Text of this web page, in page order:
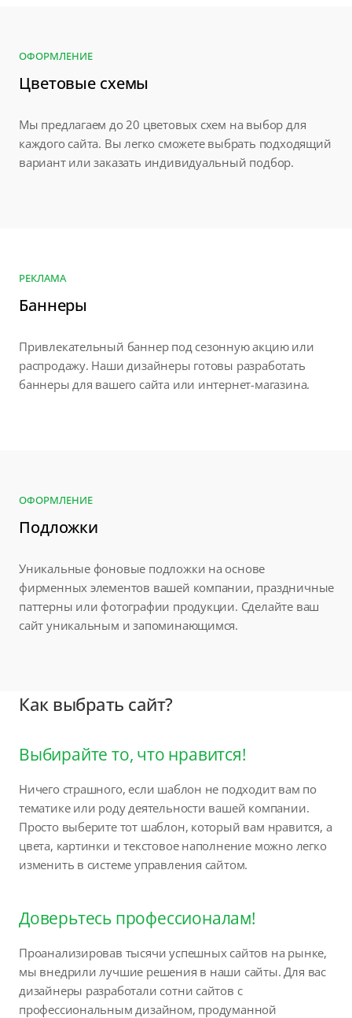
ОФОРМЛЕНИЕ
Цветовые схемы
Мы предлагаем до 20 цветовых схем на выбор для
каждого сайта. Вы легко сможете выбрать подходящий
вариант или заказать индивидуальный подбор.
РЕКЛАМА
Баннеры
Привлекательный баннер под сезонную акцию или
распродажу. Наши дизайнеры готовы разработать
баннеры для вашего сайта или интернет-магазина.
ОФОРМЛЕНИЕ
Подложки
Уникальные фоновые подложки на основе
фирменных элементов вашей компании, праздничные
паттерны или фотографии продукции. Сделайте ваш
сайт уникальным и запоминающимся.
Как выбрать сайт?
Выбирайте то, что нравится!
Ничего страшного, если шаблон не подходит вам по
тематике или роду деятельности вашей компании.
Просто выберите тот шаблон, который вам нравится, а
цвета, картинки и текстовое наполнение можно легко
изменить в системе управления сайтом.
Доверьтесь профессионалам!
Проанализировав тысячи успешных сайтов на рынке,
мы внедрили лучшие решения в наши сайты. Для вас
дизайнеры разработали сотни сайтов с
профессиональным дизайном, продуманной